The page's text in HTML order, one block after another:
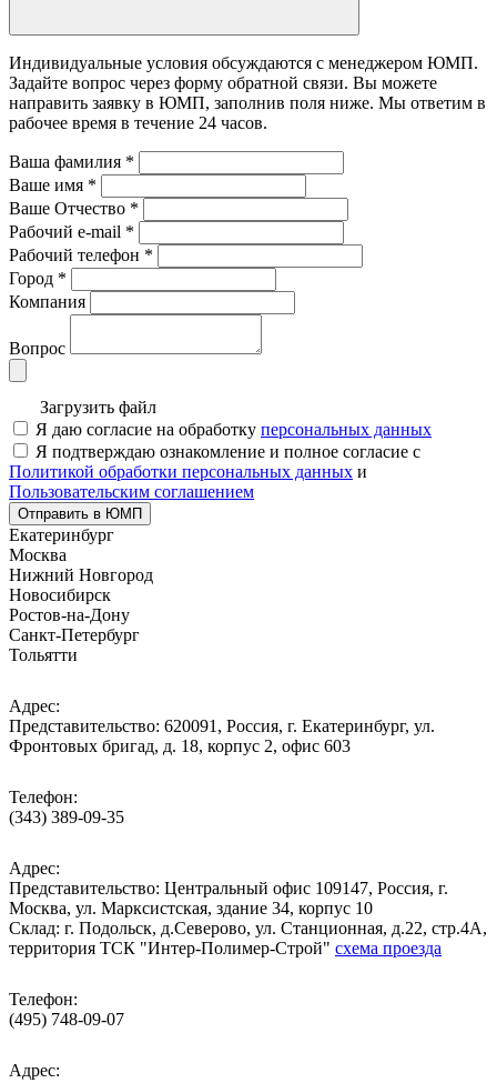
Индивидуальные условия обсуждаются с менеджером ЮМП.
Задайте вопрос через форму обратной связи. Вы можете
направить заявку в ЮМП, заполнив поля ниже. Mы ответим в
рабочее время в течение 24 часов.
Ваша фамилия *
Ваше имя *
Ваше Отчество *
Рабочий e-mail *
Рабочий телефон *
Город *
Компания
Вопрос
Загрузить файл
Я даю согласие на обработку персональных данных
Я подтверждаю ознакомление и полное согласие с
Политикой обработки персональных данных и
Пользовательским соглашением
Отправить в ЮМП
Екатеринбург
Москва
Нижний Новгород
Новосибирск
Ростов-на-Дону
Санкт-Петербург
Тольятти
Адрес:
Представительство: 620091, Россия, г. Екатеринбург, ул.
Фронтовых бригад, д. 18, корпус 2, офис 603
Телефон:
(343) 389-09-35
Адрес:
Представительство: Центральный офис 109147, Россия, г.
Москва, ул. Марксистская, здание 34, корпус 10
Cклад: г. Подольск, д.Северово, ул. Станционная, д.22, стр.4А,
территория ТСК "Интер-Полимер-Строй" схема проезда
Телефон:
(495) 748-09-07
Адрес: